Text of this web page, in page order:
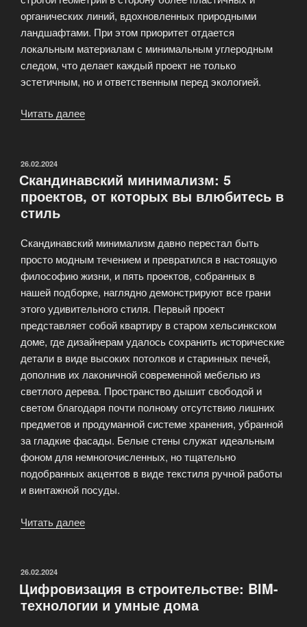
органических линий, вдохновленных природными
ландшафтами. При этом приоритет отдается
локальным материалам с минимальным углеродным
следом, что делает каждый проект не только
эстетичным, но и ответственным перед экологией.
Читать далее
года:
что
моде?»
ОПУБЛИКОВАНО
26.02.2024
Скандинавский минимализм: 5
проектов, от которых вы влюбитесь в
стиль
Скандинавский минимализм давно перестал быть
просто модным течением и превратился в настоящую
философию жизни, и пять проектов, собранных в
нашей подборке, наглядно демонстрируют все грани
этого удивительного стиля. Первый проект
представляет собой квартиру в старом хельсинкском
доме, где дизайнерам удалось сохранить исторические
детали в виде высоких потолков и старинных печей,
дополнив их лаконичной современной мебелью из
светлого дерева. Пространство дышит свободой и
светом благодаря почти полному отсутствию лишних
предметов и продуманной системе хранения, убранной
за гладкие фасады. Белые стены служат идеальным
фоном для немногочисленных, но тщательно
подобранных акцентов в виде текстиля ручной работы
и винтажной посуды.
Читать далее
от
которых
ОПУБЛИКОВАНО
26.02.2024
Цифровизация в строительстве: BIM-
технологии и умные дома